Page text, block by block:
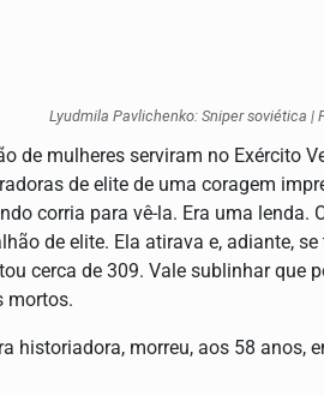
Lyudmila Pavlichenko: Sniper soviética |
de mulheres serviram no Exército
de elite de uma coragem
corria para vê-la. Era uma
de elite. Ela atirava e, adiante,
cerca de 309. Vale sublinhar que
mortos.
historiadora, morreu, aos 58 anos,